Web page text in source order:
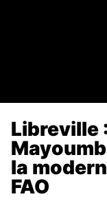
Libreville
la
FAO